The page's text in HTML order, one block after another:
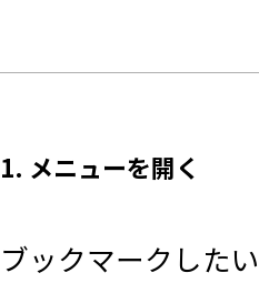
1. メニューを開く
ブックマークした